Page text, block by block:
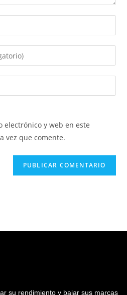
electrónico y web en este
vez que comente.
su rendimiento y bajar sus marcas